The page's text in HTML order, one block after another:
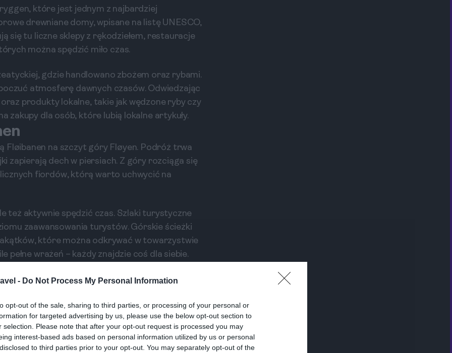
- Do Not Process My Personal Information
opt-out of the sale, sharing to third parties, or processing of your personal or
for targeted advertising by us, please use the below opt-out section to
selection. Please note that after your opt-out request is processed you may
interest-based ads based on personal information utilized by us or personal
to third parties prior to your opt-out. You may separately opt-out of the
które jest jednym z najbardziej
drewniane domy, wpisane na listę UNESCO,
się tu liczne sklepy z rękodziełem, restauracje
można spędzić miło czas.
gdzie handlowano zbożem oraz rybami.
atmosferę dawnych czasów. Odwiedzając
produkty lokalne, takie jak wędzone ryby czy
zakupy dla osób, które lubią lokalne artykuły.
Fløibanen na szczyt góry Fløyen. Podróż trwa
zapierają dech w piersiach. Z góry rozciąga się
fiordów, którą warto uchwycić na
też aktywnie spędzić czas. Szlaki turystyczne
zaawansowania turystów. Górskie ścieżki
które można odkrywać w towarzystwie
pełne wrażeń – każdy znajdzie coś dla siebie.
Zadaj pytanie